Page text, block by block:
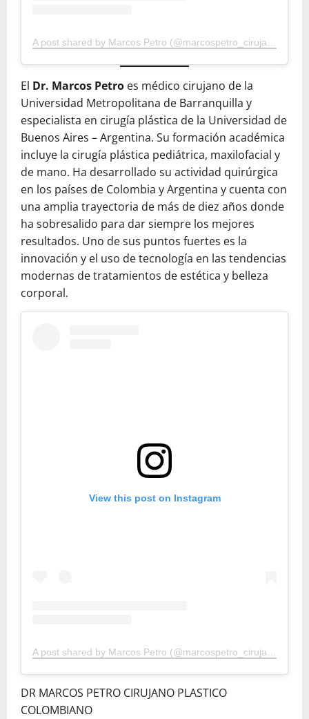
El Dr. Marcos Petro es médico cirujano de la
Universidad Metropolitana de Barranquilla y
especialista en cirugía plástica de la Universidad de
Buenos Aires – Argentina. Su formación académica
incluye la cirugía plástica pediátrica, maxilofacial y
de mano. Ha desarrollado su actividad quirúrgica
en los países de Colombia y Argentina y cuenta con
una amplia trayectoria de más de diez años donde
ha sobresalido para dar siempre los mejores
resultados. Uno de sus puntos fuertes es la
innovación y el uso de tecnología en las tendencias
modernas de tratamientos de estética y belleza
corporal.
View this post on Instagram
DR MARCOS PETRO CIRUJANO PLASTICO
COLOMBIANO